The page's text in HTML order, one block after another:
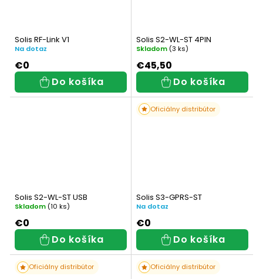
Solis RF-Link V1
Na dotaz
€0
Do košíka
Solis S2-WL-ST 4PIN
Skladom (3 ks)
€45,50
Do košíka
Solis S2-WL-ST USB
Skladom (10 ks)
€0
Do košíka
Oficiálny distribútor
Solis S3-GPRS-ST
Na dotaz
€0
Do košíka
Oficiálny distribútor Oficiálny distribútor